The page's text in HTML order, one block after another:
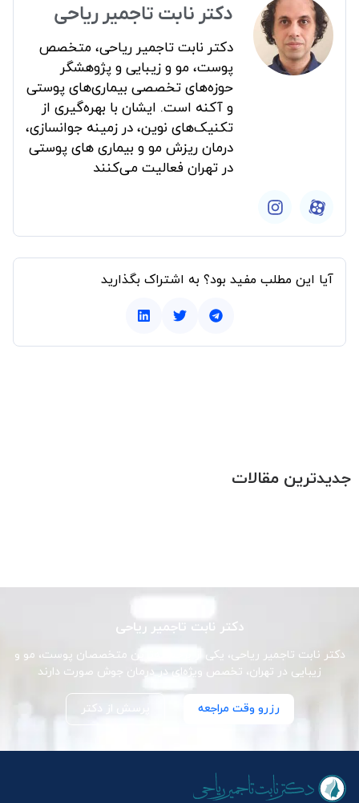
دکتر نابت تاجمیر ریاحی
دکتر نابت تاجمیر ریاحی، متخصص
پوست، مو و زیبایی و پژوهشگر
حوزه‌های تخصصی بیماری‌های پوستی
و آکنه است. ایشان با بهره‌گیری از
تکنیک‌های نوین، در زمینه جوانسازی،
درمان ریزش مو و بیماری های پوستی
در تهران فعالیت می‌کنند
آیا این مطلب مفید بود؟ به اشتراک بگذارید
جدیدترین مقالات
دکتر نابت تاجمیر ریاحی
دکتر نابت تاجمیر ریاحی، یکی از برجسته‌ترین متخصصان پوست، مو و
زیبایی در تهران، تخصص ویژه‌ای در درمان جوش صورت دارند
رزرو وقت مراجعه پرسش از دکتر